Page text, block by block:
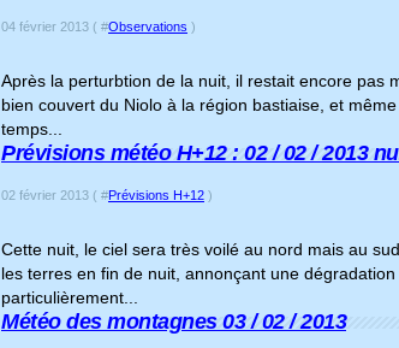
04 février 2013 ( #Observations )
Après la perturbtion de la nuit, il restait encore pas
bien couvert du Niolo à la région bastiaise, et
temps...
Prévisions météo H+12 : 02 / 02 / 2013
02 février 2013 ( #Prévisions H+12 )
Cette nuit, le ciel sera très voilé au nord mais au
les terres en fin de nuit, annonçant une
particulièrement...
Météo des montagnes 03 / 02 / 2013